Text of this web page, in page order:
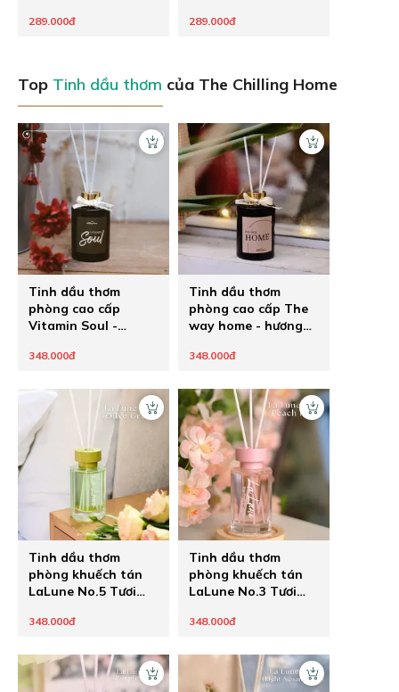
289.000đ 289.000đ
Top Tinh dầu thơm của The Chilling Home
Tinh dầu thơm
phòng cao cấp
Vitamin Soul -
phương Đông
348.000đ
Tinh dầu thơm
phòng cao cấp The
way home - hương
348.000đ
Tinh dầu thơm
phòng khuếch tán
LaLune No.5 Tươi
348.000đ
Tinh dầu thơm
phòng khuếch tán
LaLune No.3 Tươi
348.000đ